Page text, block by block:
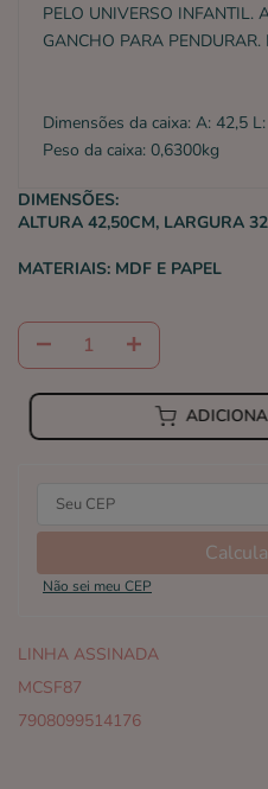
PELO UNIVERSO INFANTIL.
GANCHO PARA
Dimensões da caixa: A: 42,5
Peso da caixa: 0,6300kg
DIMENSÕES:
ALTURA 42,50CM, LARGURA
MATERIAIS: MDF E PAPEL
ADICIONAR
Não sei meu CEP
LINHA ASSINADA
MCSF87
7908099514176